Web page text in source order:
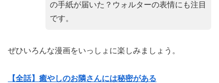
の手紙が届いた？ウォルターの表情にも注目
です。
ぜひいろんな漫画をいっしょに楽しみましょう。
【全話】癒やしのお隣さんには秘密がある